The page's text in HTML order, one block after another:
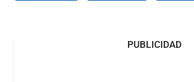
PUBLICIDAD